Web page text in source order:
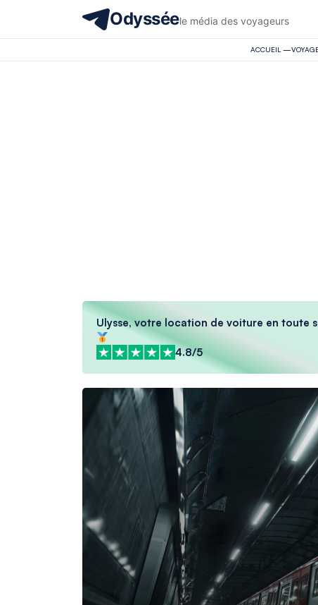
Odysséele média des voyageurs
ACCUEIL —
Ulysse, votre location de voiture en toute
4.8/5